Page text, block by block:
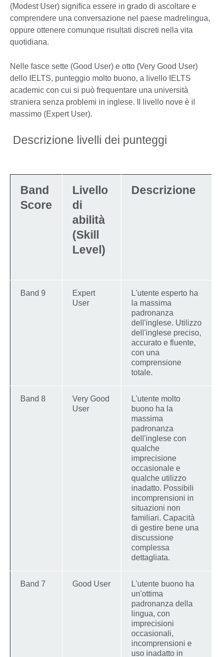
(Modest User) significa essere in grado di ascoltare e
comprendere una conversazione nel paese madrelingua,
oppure ottenere comunque risultati discreti nella vita
quotidiana.
Nelle fasce sette (Good User) e otto (Very Good User)
dello IELTS, punteggio molto buono, a livello IELTS
academic con cui si può frequentare una università
straniera senza problemi in inglese. Il livello nove è il
massimo (Expert User).
Descrizione livelli dei punteggi
Band
Score
Livello
di
abilità
(Skill
Level)
Descrizione
Band 9
Expert
User
L'utente esperto ha
la massima
padronanza
dell'inglese. Utilizzo
dell'inglese preciso,
accurato e fluente,
con una
comprensione
totale.
Band 8
Very Good
User
L'utente molto
buono ha la
massima
padronanza
dell'inglese con
qualche
imprecisione
occasionale e
qualche utilizzo
inadatto. Possibili
incomprensioni in
situazioni non
familiari. Capacità
di gestire bene una
discussione
complessa
dettagliata.
Band 7 Good User
L'utente buono ha
un'ottima
padronanza della
lingua, con
imprecisioni
occasionali,
incomprensioni e
uso inadatto in